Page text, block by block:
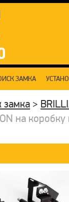
ЗАМКА
замка >
на